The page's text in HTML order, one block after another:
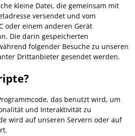
kleine Datei, die gemeinsam mit
versendet und vom
oder einem anderen Gerät
Die darin gespeicherten
folgender Besuche zu unseren
Drittanbieter gesendet werden.
das benutzt wird, um
und Interaktivität zu
wird auf unseren Servern oder auf